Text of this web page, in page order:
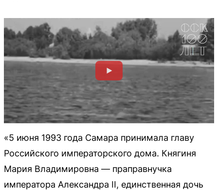
«5 июня 1993 года Самара принимала главу
Российского императорского дома. Княгиня
Мария Владимировна — праправнучка
императора Александра II, единственная дочь